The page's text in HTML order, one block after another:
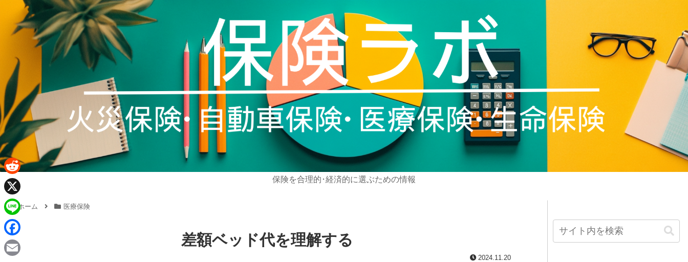
保険を合理的･経済的に選ぶための情報
ホーム 医療保険
差額ベッド代を理解する
2024.11.20
R
e
d
d
i
X
L
n
F